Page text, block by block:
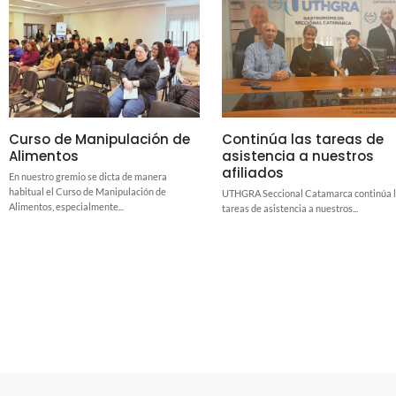
Curso de Manipulación de
Alimentos
En nuestro gremio se dicta de manera
habitual el Curso de Manipulación de
Alimentos, especialmente...
Continúa las tareas de
asistencia a nuestros
afiliados
UTHGRA Seccional Catamarca continúa
tareas de asistencia a nuestros...